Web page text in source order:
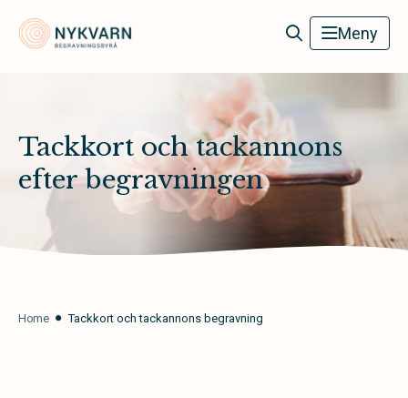
Nykvarn Begravningsbyrå Meny
Tackkort och tackannons
efter begravningen
Home Tackkort och tackannons begravning